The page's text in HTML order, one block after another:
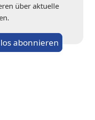
über aktuelle
abonnieren